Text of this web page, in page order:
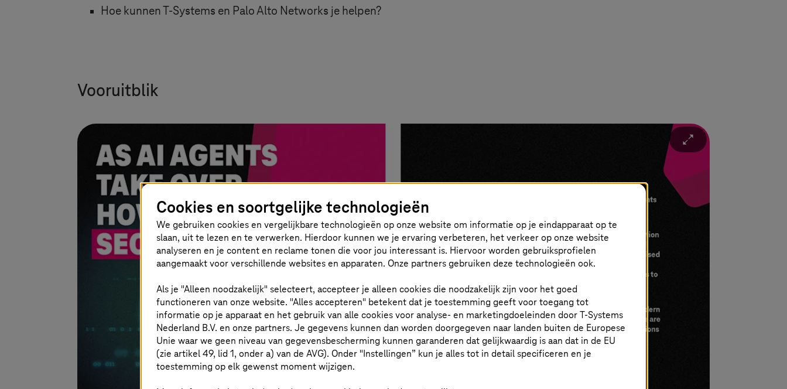
Hoe kunnenT-Systems en Palo Alto Networks je helpen?
Vooruitblik
Ü
Cookies en soortgelijke technologieën
We gebruiken cookies en vergelijkbare technologieën op onze website om informatie op je eindapparaat op te
slaan, uit te lezen en te verwerken. Hierdoor kunnen we je ervaring verbeteren, het verkeer op onze website
analyseren en je content en reclame tonen die voor jou interessant is. Hiervoor worden gebruiksprofielen
aangemaakt voor verschillende websites en apparaten. Onze partners gebruiken deze technologieën ook.
Als je "Alleen noodzakelijk" selecteert, accepteer je alleen cookies die noodzakelijk zijn voor het goed
functioneren van onze website. "Alles accepteren" betekent dat je toestemming geeft voor toegang tot
informatie op je apparaat en het gebruik van alle cookies voor analyse- en marketingdoeleinden doorT-Systems
Nederland B.V. en onze partners. Je gegevens kunnen dan worden doorgegeven naar landen buiten de Europese
Unie waar we geen niveau van gegevensbescherming kunnen garanderen dat gelijkwaardig is aan dat in de EU
(zie artikel 49, lid 1, onder a) van de AVG). Onder "Instellingen” kun je alles tot in detail specificeren en je
toestemming op elk gewenst moment wijzigen.